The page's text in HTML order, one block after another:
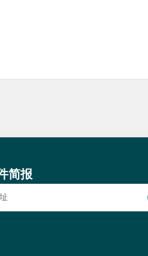
简报